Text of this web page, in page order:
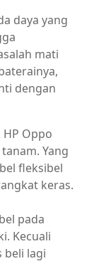
daya yang
mati
dengan
Oppo
Yang
fleksibel
keras.
pada
Kecuali
beli lagi